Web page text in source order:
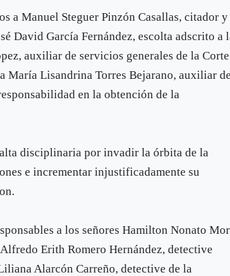
a Manuel Steguer Pinzón Casallas, citador y
David García Fernández, escolta adscrito a
auxiliar de servicios generales de la Corte
María Lisandrina Torres Bejarano, auxiliar de
en la obtención de la
disciplinaria por invadir la órbita de la
e incrementar injustificadamente su
a los señores Hamilton Nonato
Erith Romero Hernández, detective
Alarcón Carreño, detective de la